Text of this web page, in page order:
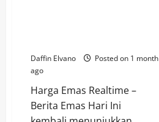
Daffin Elvano
Posted on 1 month
ago
Harga Emas Realtime –
Berita Emas Hari Ini